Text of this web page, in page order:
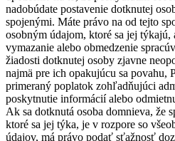
nadobúdate postavenie dotknutej
spojenými. Máte právo na od tejto
osobným údajom, ktoré sa jej týkajú,
vymazanie alebo obmedzenie
žiadosti dotknutej osoby zjavne
najmä pre ich opakujúcu sa povahu,
primeraný poplatok zohľadňujúci
poskytnutie informácií alebo
Ak sa dotknutá osoba domnieva, že
ktoré sa jej týka, je v rozpore so
údajov, má právo podať sťažnosť